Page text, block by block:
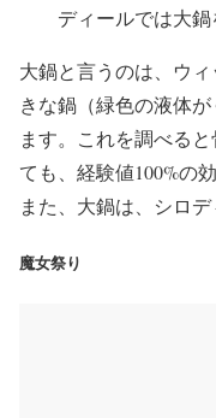
ディールでは大鍋
大鍋と言うのは、ウ
きな鍋（緑色の液体
ます。これを調べる
ても、経験値100%の
また、大鍋は、シロ
魔女祭り